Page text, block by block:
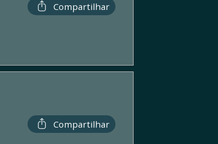
Compartilhar
Compartilhar